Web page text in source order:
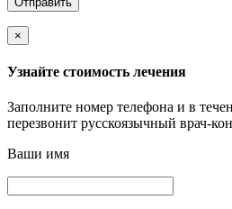
×
Узнайте стоимость лечения
Заполните номер телефона и в
перезвонит русскоязычный врач-
Ваши имя